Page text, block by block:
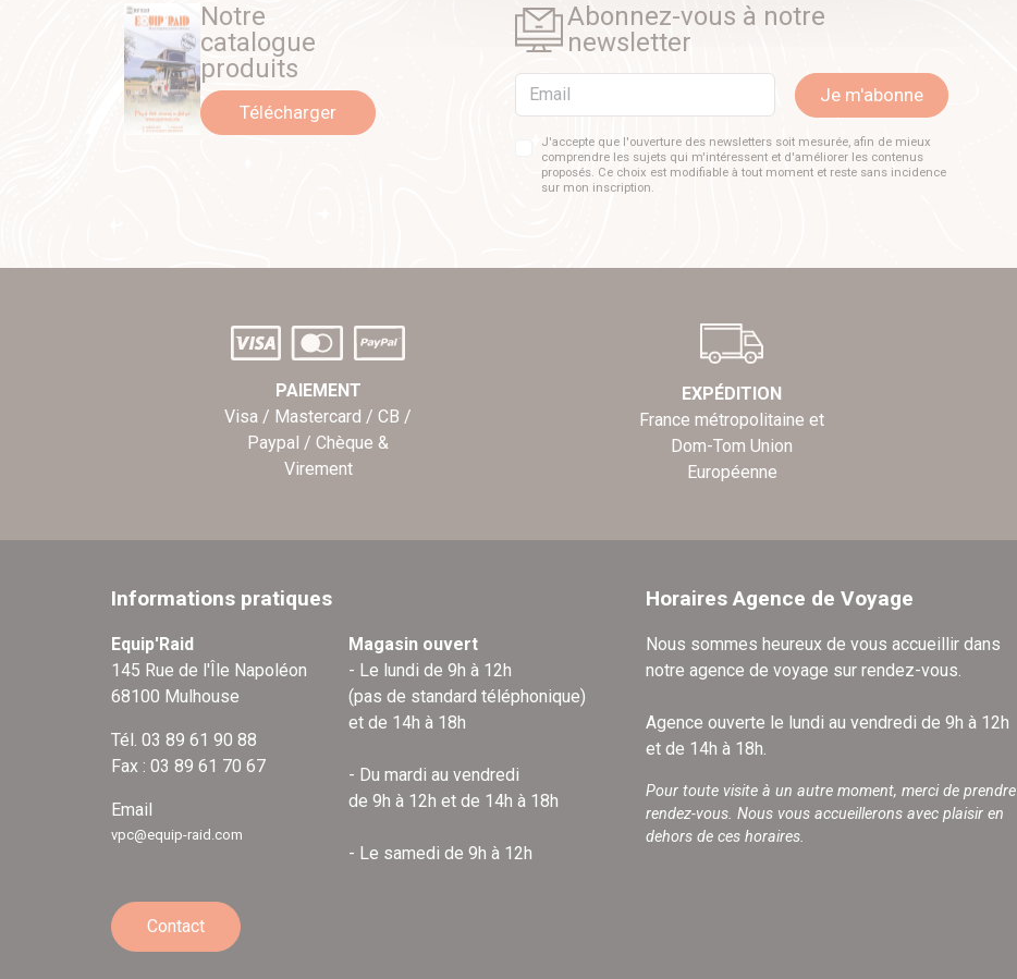
Notre
catalogue
produits
Télécharger
Abonnez-vous à notre
newsletter
Email Je m'abonne
J'accepte que l'ouverture des newsletters soit mesurée, afin de mieux
comprendre les sujets qui m'intéressent et d'améliorer les contenus
proposés. Ce choix est modifiable à tout moment et reste sans incidence
sur mon inscription.
PAIEMENT
Visa / Mastercard / CB /
Paypal / Chèque &
Virement
EXPÉDITION
France métropolitaine et
Dom-Tom Union
Européenne
Informations pratiques
Equip'Raid
145 Rue de l'Île Napoléon
68100 Mulhouse
Tél. 03 89 61 90 88
Fax : 03 89 61 70 67
Email
vpc@equip-raid.com
Magasin ouvert
- Le lundi de 9h à 12h
(pas de standard téléphonique)
et de 14h à 18h
- Du mardi au vendredi
de 9h à 12h et de 14h à 18h
- Le samedi de 9h à 12h
Contact
Horaires Agence de Voyage
Nous sommes heureux de vous accueillir dans
notre agence de voyage sur rendez-vous.
Agence ouverte le lundi au vendredi de 9h à 12h
et de 14h à 18h.
Pour toute visite à un autre moment, merci de prendre
rendez-vous. Nous vous accueillerons avec plaisir en
dehors de ces horaires.